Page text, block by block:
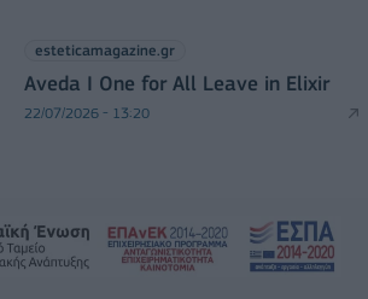
esteticamagazine.gr
Aveda I One for All Leave in Elixir
22/07/2026 - 13:20